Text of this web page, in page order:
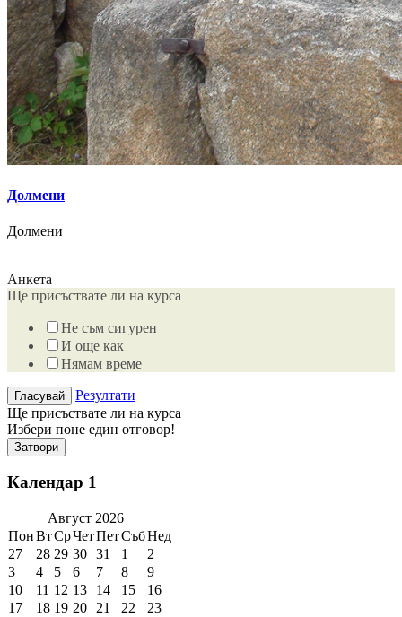
Долмени
Долмени
Анкета
Ще присъствате ли на курса
Не съм сигурен
И още как
Нямам време
Резултати
Ще присъствате ли на курса
Избери поне един отговор!
Затвори
Календар 1
Август 2026
ПонВтСрЧетПетСъбНед
27
28 29 30 31 1
2
3
4 5 6 7 8
9
10
11 12 13 14 15
16
17
18 19 20 21 22
23